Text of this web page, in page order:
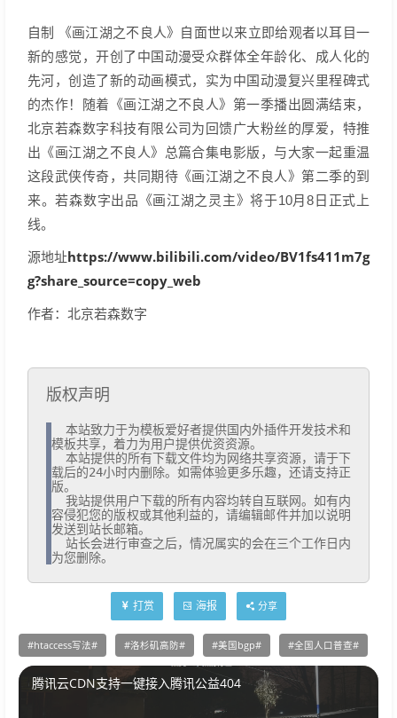
自制 《画江湖之不良人》自面世以来立即给观者以耳目一
新的感觉，开创了中国动漫受众群体全年龄化、成人化的
先河，创造了新的动画模式，实为中国动漫复兴里程碑式
的杰作！随着《画江湖之不良人》第一季播出圆满结束，
北京若森数字科技有限公司为回馈广大粉丝的厚爱，特推
出《画江湖之不良人》总篇合集电影版，与大家一起重温
这段武侠传奇，共同期待《画江湖之不良人》第二季的到
来。若森数字出品《画江湖之灵主》将于10月8日正式上
线。
源地址https://www.bilibili.com/video/BV1fs411m7g
g?share_source=copy_web
作者：北京若森数字
版权声明
模板共享，着力为用户提供优资资源。
载后的24小时内删除。如需体验更多乐趣，还请支持正
版。
容侵犯您的版权或其他利益的，请编辑邮件并加以说明
发送到站长邮箱。
为您删除。
打赏 海报 分享
htaccess写法 洛杉矶高防 美国bgp 全国人口普查
腾讯云CDN支持一键接入腾讯公益404